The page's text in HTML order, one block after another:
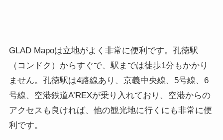
GLAD Mapoは立地がよく非常に便利です。孔徳駅
（コンドク）からすぐで、駅までは徒歩1分もかかり
ません。孔徳駅は4路線あり、京義中央線、5号線、6
号線、空港鉄道A’REXが乗り入れており、空港からの
アクセスも良ければ、他の観光地に行くにも非常に便
利です。